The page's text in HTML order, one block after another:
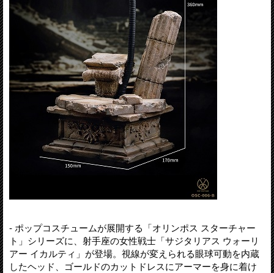
- ポップコスチュームが展開する「オリンポス スターチャー
ト」シリーズに、射手座の女性戦士「サジタリアス ウォーリ
アー イカルティ」が登場。視線が変えられる眼球可動を内蔵
したヘッド、ゴールドのカットドレスにアーマーを身に着け